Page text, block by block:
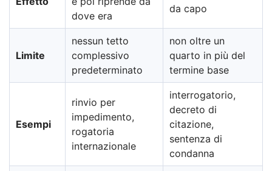
dove era
da capo
Limite
nessun tetto
complessivo
predeterminato
non oltre un
quarto in più del
termine base
Esempi
rinvio per
impedimento,
rogatoria
internazionale
interrogatorio,
decreto di
citazione,
sentenza di
condanna